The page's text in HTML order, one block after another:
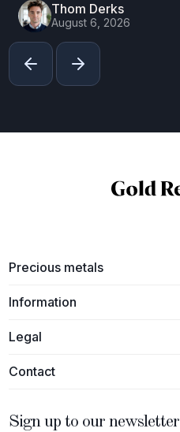
Thom Derks
August 6, 2026
Precious metals
Information
Legal
Contact
Sign up to our newsletter